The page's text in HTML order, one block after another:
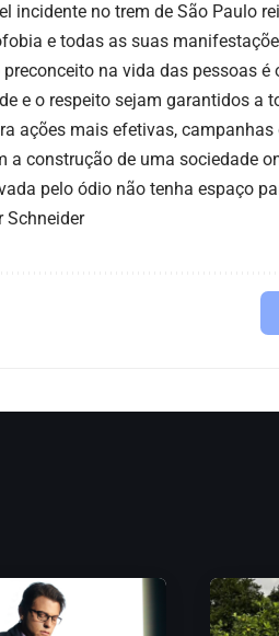
incidente no trem de São Paulo
e todas as suas
na vida das pessoas
e o respeito sejam garantidos a
ações mais efetivas,
a construção de uma sociedade
pelo ódio não tenha espaço
Schneider